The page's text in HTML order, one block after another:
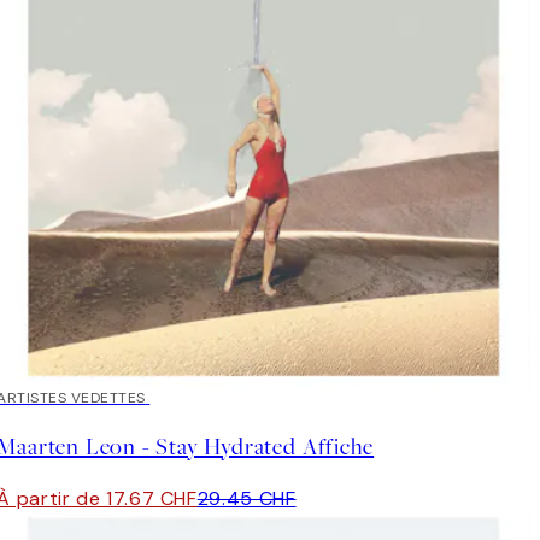
VEDETTES
Leon - Stay Hydrated Affiche
partir de 17.67 CHF29.45 CHF